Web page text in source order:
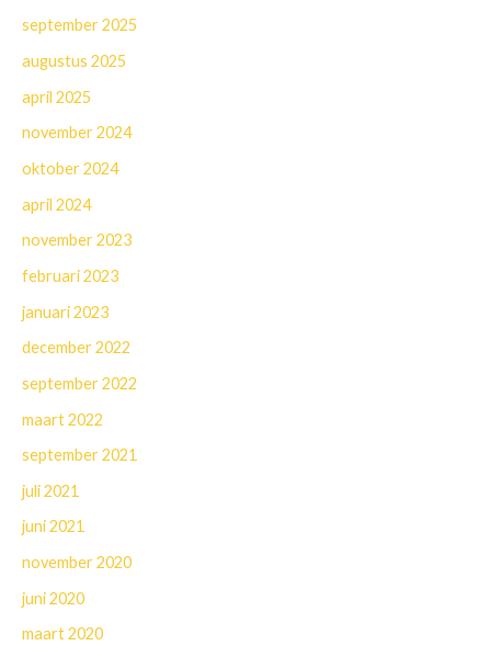
september 2025
augustus 2025
april 2025
november 2024
oktober 2024
april 2024
november 2023
februari 2023
januari 2023
december 2022
september 2022
maart 2022
september 2021
juli 2021
juni 2021
november 2020
juni 2020
maart 2020